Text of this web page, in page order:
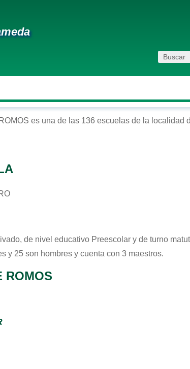
es una de las 136 escuelas de la localidad
, de nivel educativo Preescolar y de turno
y 25 son hombres y cuenta con 3 maestros.
ROMOS